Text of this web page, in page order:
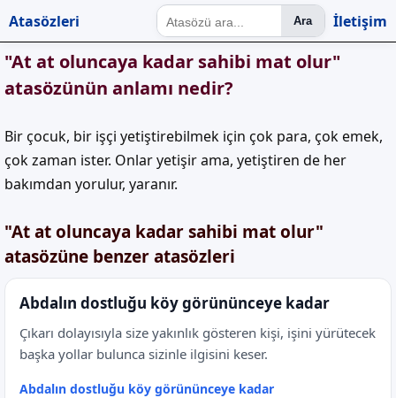
Atasözleri Ara İletişim
"At at oluncaya kadar sahibi mat olur"
atasözünün anlamı nedir?
Bir çocuk, bir işçi yetiştirebilmek için çok para, çok emek,
çok zaman ister. Onlar yetişir ama, yetiştiren de her
bakımdan yorulur, yaranır.
"At at oluncaya kadar sahibi mat olur"
atasözüne benzer atasözleri
Abdalın dostluğu köy görününceye kadar
Çıkarı dolayısıyla size yakınlık gösteren kişi, işini yürütecek
başka yollar bulunca sizinle ilgisini keser.
Abdalın dostluğu köy görününceye kadar